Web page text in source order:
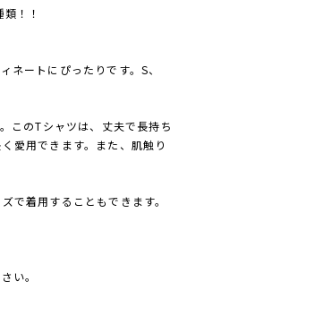
！！
ネートにぴったりです。S、
このTシャツは、丈夫で長持ち
愛用できます。また、肌触り
で着用することもできます。
い。